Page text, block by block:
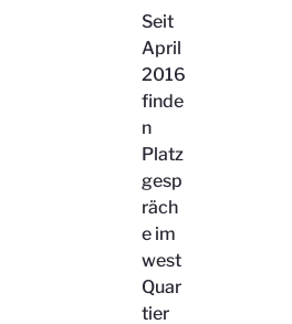
Seit
April
2016
finde
n
Platz
gesp
räch
e im
west
Quar
tier